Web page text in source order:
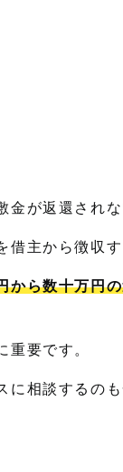
が返還されな
主から徴収す
から数十万円
重要です。
相談するのも